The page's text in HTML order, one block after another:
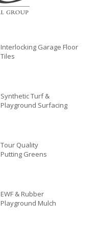
Interlocking Garage Floor
Tiles
Synthetic Turf &
Playground Surfacing
Tour Quality
Putting Greens
EWF & Rubber
Playground Mulch